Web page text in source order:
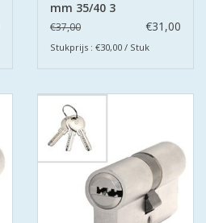
mm 35/40 3
keersleutels
€37,00 €31,00
Stukprijs : €30,00 / Stuk